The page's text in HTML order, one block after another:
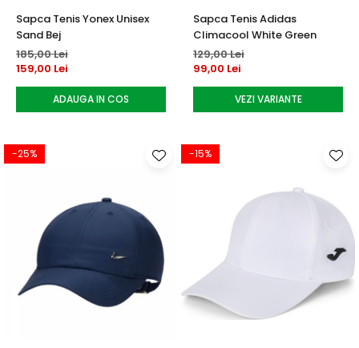
Sapca Tenis Yonex Unisex
Sand Bej
185,00 Lei
159,00 Lei
ADAUGA IN COS
Sapca Tenis Adidas
Climacool White Green
129,00 Lei
99,00 Lei
VEZI VARIANTE
-25% -15%